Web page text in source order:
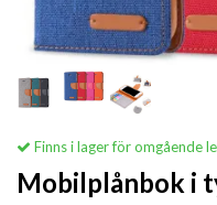
Finns i lager för omgående
Mobilplånbok i